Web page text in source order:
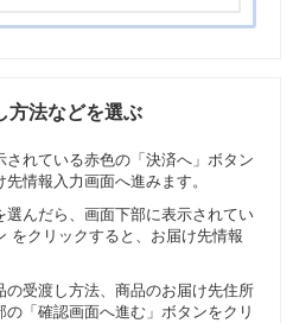
方法などを選ぶ
されている赤色の「決済へ」ボタン
情報入力画面へ進みます。
選んだら、画面下部に表示されてい
をクリックすると、お届け先情報
の受渡し方法、商品のお届け先住所
「確認画面へ進む」ボタンをクリ